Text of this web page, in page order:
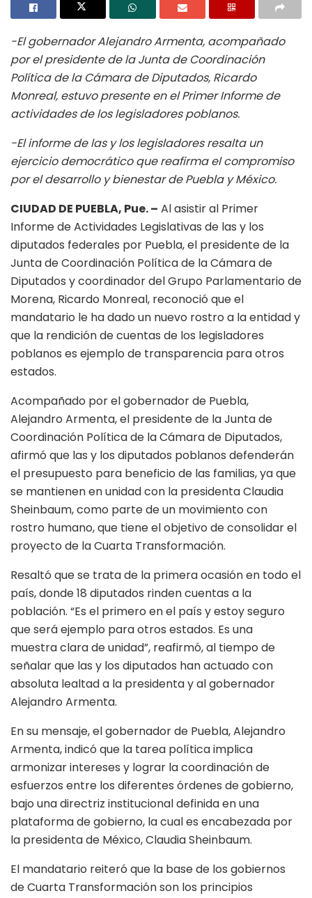
-El gobernador Alejandro Armenta, acompañado
por el presidente de la Junta de Coordinación
Política de la Cámara de Diputados, Ricardo
Monreal, estuvo presente en el Primer Informe de
actividades de los legisladores poblanos.
-El informe de las y los legisladores resalta un
ejercicio democrático que reafirma el compromiso
por el desarrollo y bienestar de Puebla y México.
CIUDAD DE PUEBLA, Pue. – Al asistir al Primer
Informe de Actividades Legislativas de las y los
diputados federales por Puebla, el presidente de la
Junta de Coordinación Política de la Cámara de
Diputados y coordinador del Grupo Parlamentario de
Morena, Ricardo Monreal, reconoció que el
mandatario le ha dado un nuevo rostro a la entidad y
que la rendición de cuentas de los legisladores
poblanos es ejemplo de transparencia para otros
estados.
Acompañado por el gobernador de Puebla,
Alejandro Armenta, el presidente de la Junta de
Coordinación Política de la Cámara de Diputados,
afirmó que las y los diputados poblanos defenderán
el presupuesto para beneficio de las familias, ya que
se mantienen en unidad con la presidenta Claudia
Sheinbaum, como parte de un movimiento con
rostro humano, que tiene el objetivo de consolidar el
proyecto de la Cuarta Transformación.
Resaltó que se trata de la primera ocasión en todo el
país, donde 18 diputados rinden cuentas a la
población. “Es el primero en el país y estoy seguro
que será ejemplo para otros estados. Es una
muestra clara de unidad”, reafirmó, al tiempo de
señalar que las y los diputados han actuado con
absoluta lealtad a la presidenta y al gobernador
Alejandro Armenta.
En su mensaje, el gobernador de Puebla, Alejandro
Armenta, indicó que la tarea política implica
armonizar intereses y lograr la coordinación de
esfuerzos entre los diferentes órdenes de gobierno,
bajo una directriz institucional definida en una
plataforma de gobierno, la cual es encabezada por
la presidenta de México, Claudia Sheinbaum.
El mandatario reiteró que la base de los gobiernos
de Cuarta Transformación son los principios